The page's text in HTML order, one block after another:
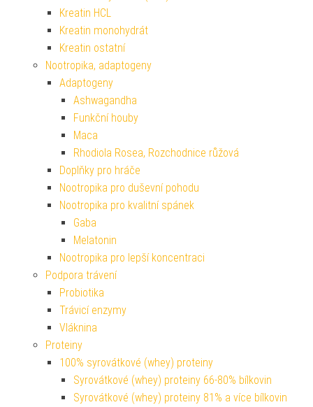
Kreatin HCL
Kreatin monohydrát
Kreatin ostatní
Nootropika, adaptogeny
Adaptogeny
Ashwagandha
Funkční houby
Maca
Rhodiola Rosea, Rozchodnice růžová
Doplňky pro hráče
Nootropika pro duševní pohodu
Nootropika pro kvalitní spánek
Gaba
Melatonin
Nootropika pro lepší koncentraci
Podpora trávení
Probiotika
Trávicí enzymy
Vláknina
Proteiny
100% syrovátkové (whey) proteiny
Syrovátkové (whey) proteiny 66-80% bílkovin
Syrovátkové (whey) proteiny 81% a více bílkovin